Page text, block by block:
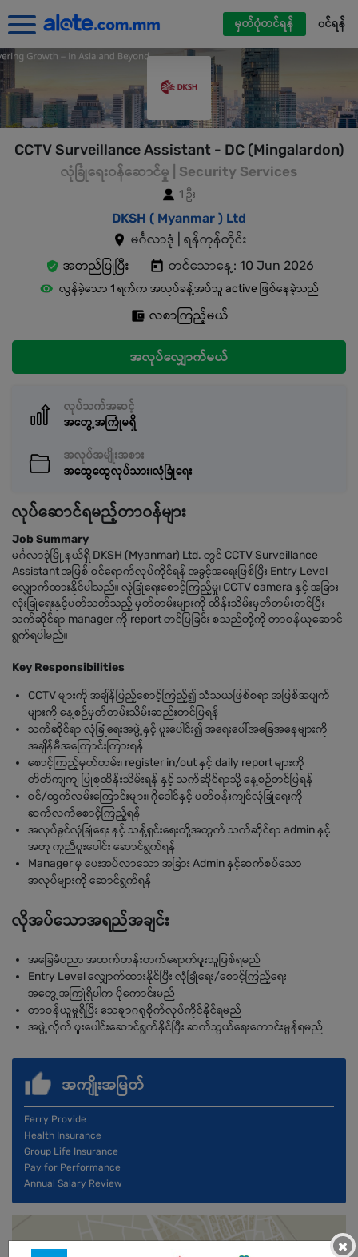
မှတ်ပုံတင်ရန် ၀င်ရန်
CCTV Surveillance Assistant - DC (Mingalardon)
လုံခြုံရေးဝန်ဆောင်မှု | Security Services
1 ဦး
DKSH ( Myanmar ) Ltd
မင်္ဂလာဒုံ | ရန်ကုန်တိုင်း
အတည်ပြုပြီး
တင်သောနေ့: 10 Jun 2026
လွန်ခဲ့သော 1 ရက်က အလုပ်ခန့်အပ်သူ active ဖြစ်နေခဲ့သည်
လစာကြည့်မယ်
အလုပ်လျှောက်မယ်
လုပ်သက်အဆင့်
အတွေ့အကြုံမရှိ
အလုပ်အမျိုးအစား
အထွေထွေလုပ်သား၊လုံခြုံရေး
လုပ်ဆောင်ရမည့်တာဝန်များ
Job Summary
မင်္ဂလာဒုံမြို့နယ်ရှိ DKSH (Myanmar) Ltd. တွင် CCTV Surveillance
Assistant အဖြစ် ဝင်ရောက်လုပ်ကိုင်ရန် အခွင့်အရေးဖြစ်ပြီး Entry Level
လျှောက်ထားနိုင်ပါသည်။ လုံခြုံရေးစောင့်ကြည့်မှု၊ CCTV camera နှင့် အခြား
လုံးခြုံရေးနှင့်ပတ်သတ်သည့် မှတ်တမ်းများကို ထိန်းသိမ်းမှတ်တမ်းတင်ပြီး
သက်ဆိုင်ရာ manager ကို report တင်ပြခြင်း စသည်တို့ကို တာဝန်ယူဆောင်
ရွက်ရပါမည်။
Key Responsibilities
CCTV များကို အချိန်ပြည့်စောင့်ကြည့်၍ သံသယဖြစ်စရာ အဖြစ်အပျက်
များကို နေ့စဉ်မှတ်တမ်းသိမ်းဆည်းတင်ပြရန်
သက်ဆိုင်ရာ လုံခြုံရေးအဖွဲ့နှင့် ပူးပေါင်း၍ အရေးပေါ်အခြေအနေများကို
အချိန်မီအကြောင်းကြားရန်
စောင့်ကြည့်မှတ်တမ်း၊ register in/out နှင့် daily report များကို
တိတိကျကျ ပြုစုထိန်းသိမ်းရန် နှင့် သက်ဆိုင်ရာသို့ နေ့စဉ်တင်ပြရန်
ဝင်/ထွက်လမ်းကြောင်းများ၊ ဂိုဒေါင်နှင့် ပတ်ဝန်းကျင်လုံခြုံရေးကို
ဆက်လက်စောင့်ကြည့်ရန်
အလုပ်ခွင်လုံခြုံရေး နှင့် သန့်ရှင်းရေးတို့အတွက် သက်ဆိုင်ရာ admin နှင့်
အတူ ကူညီပူးပေါင်း ဆောင်ရွက်ရန်
Manager မှ ပေးအပ်လာသော အခြား Admin နှင့်ဆက်စပ်သော
အလုပ်များကို ဆောင်ရွက်ရန်
လိုအပ်သောအရည်အချင်း
အခြေခံပညာ အထက်တန်းတက်ရောက်ဖူးသူဖြစ်ရမည်
Entry Level လျှောက်ထားနိုင်ပြီး လုံခြုံရေး/စောင့်ကြည့်ရေး
အတွေ့အကြုံရှိပါက ပိုကောင်းမည်
တာဝန်ယူမှုရှိပြီး သေချာဂရုစိုက်လုပ်ကိုင်နိုင်ရမည်
အဖွဲ့လိုက် ပူးပေါင်းဆောင်ရွက်နိုင်ပြီး ဆက်သွယ်ရေးကောင်းမွန်ရမည်
အကျိုးအမြတ်
Ferry Provide
Health Insurance
Group Life Insurance
Pay for Performance
Annual Salary Review
×